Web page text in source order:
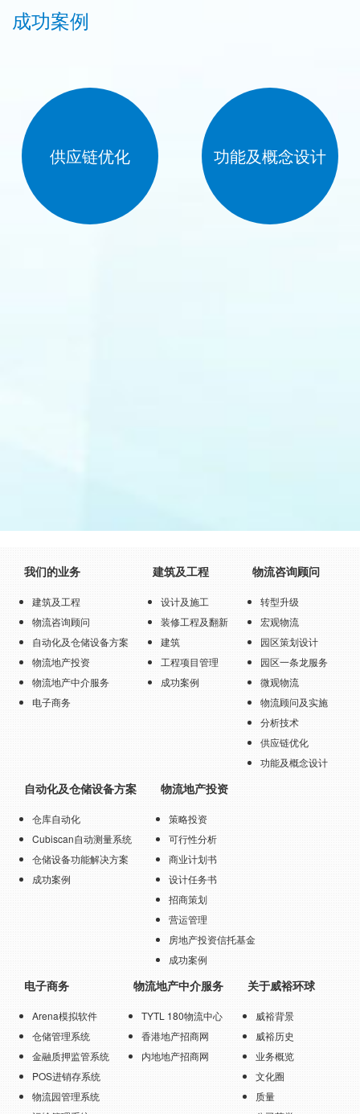
成功案例
供应链优化 功能及概念设计
我们的业务
建筑及工程
物流咨询顾问
自动化及仓储设备方案
物流地产投资
物流地产中介服务
电子商务
建筑及工程
设计及施工
装修工程及翻新
建筑
工程项目管理
成功案例
物流咨询顾问
转型升级
宏观物流
园区策划设计
园区一条龙服务
微观物流
物流顾问及实施
分析技术
供应链优化
功能及概念设计
自动化及仓储设备方案
仓库自动化
Cubiscan自动测量系统
仓储设备功能解决方案
成功案例
物流地产投资
策略投资
可行性分析
商业计划书
设计任务书
招商策划
营运管理
房地产投资信托基金
成功案例
电子商务
Arena模拟软件
仓储管理系统
金融质押监管系统
POS进销存系统
物流园管理系统
物流地产中介服务
TYTL 180物流中心
香港地产招商网
内地地产招商网
关于威裕环球
威裕背景
威裕历史
业务概览
文化圈
质量